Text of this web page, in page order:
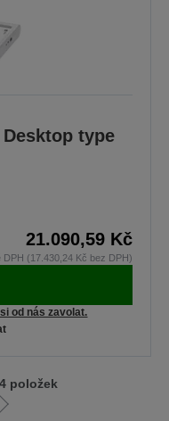
type
21.090,59 Kč
DPH (17.430,24 Kč bez DPH)
od nás zavolat.
Jít
položek